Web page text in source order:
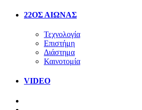
22ΟΣ ΑΙΩΝΑΣ
Τεχνολογία
Επιστήμη
Διάστημα
Καινοτομία
VIDEO